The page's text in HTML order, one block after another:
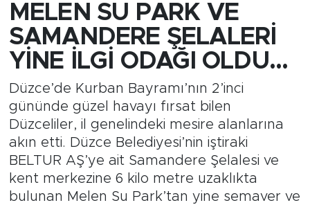
MELEN SU PARK VE
SAMANDERE ŞELALERİ
YİNE İLGİ ODAĞI OLDU…
Düzce’de Kurban Bayramı’nın 2’inci
gününde güzel havayı fırsat bilen
Düzceliler, il genelindeki mesire alanlarına
akın etti. Düzce Belediyesi’nin iştiraki
BELTUR AŞ’ye ait Samandere Şelalesi ve
kent merkezine 6 kilo metre uzaklıkta
bulunan Melen Su Park’tan yine semaver ve
Spor
Siyaset
Yerel Haber
Öncü Radyo Dinle
Öncü TV İzle
Düzce Trafik Yoğunluk Haritası
Süper Lig Puan Durumu ve Fikstür
Tüm Manşetler
Son Dakika Haberleri
Haber Arşivi